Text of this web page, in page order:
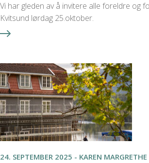
Vi har gleden av å invitere alle foreldre og
Kvitsund lørdag 25.oktober.
24. SEPTEMBER 2025 - KAREN MARGRETHE